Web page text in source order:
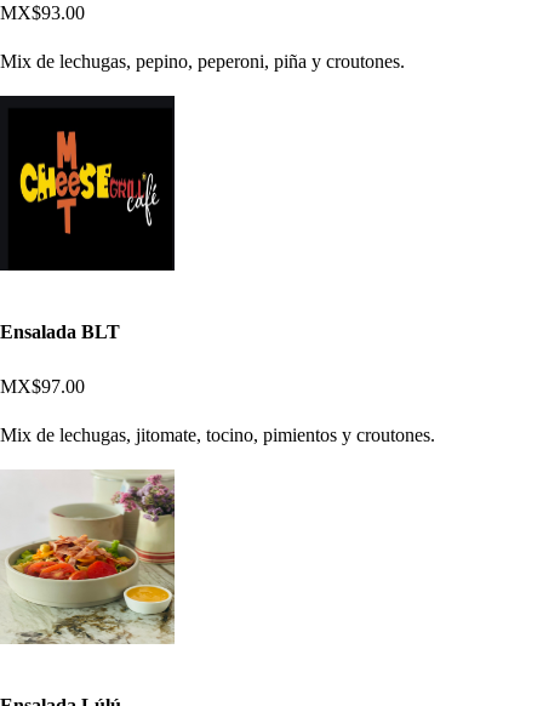
MX$93.00
Mix de lechugas, pepino, peperoni, piña y croutones.
Ensalada BLT
MX$97.00
Mix de lechugas, jitomate, tocino, pimientos y croutones.